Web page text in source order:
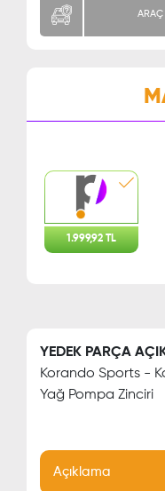
ARAÇ
1.999,92 TL
YEDEK PARÇA
Korando Sports -
Yağ Pompa Zinciri
Açıklama